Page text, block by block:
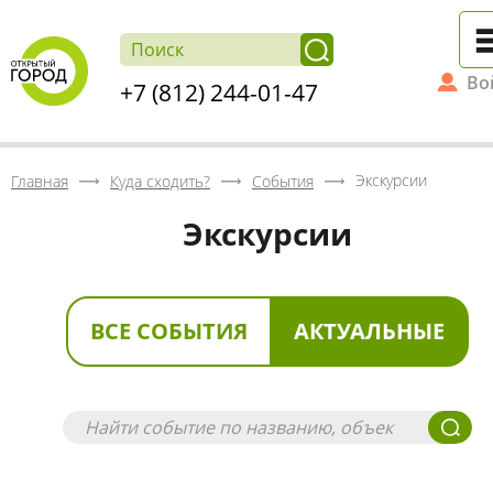
+7 (812) 244-01-47
Главная Куда сходить? События Экскурсии
Экскурсии
ВСЕ СОБЫТИЯ АКТУАЛЬНЫЕ